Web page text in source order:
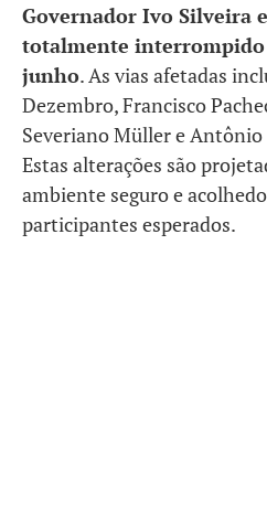
Governador Ivo Silveira
totalmente interrompido
junho. As vias afetadas
Dezembro, Francisco
Severiano Müller e Antônio
Estas alterações são
ambiente seguro e
participantes esperados.